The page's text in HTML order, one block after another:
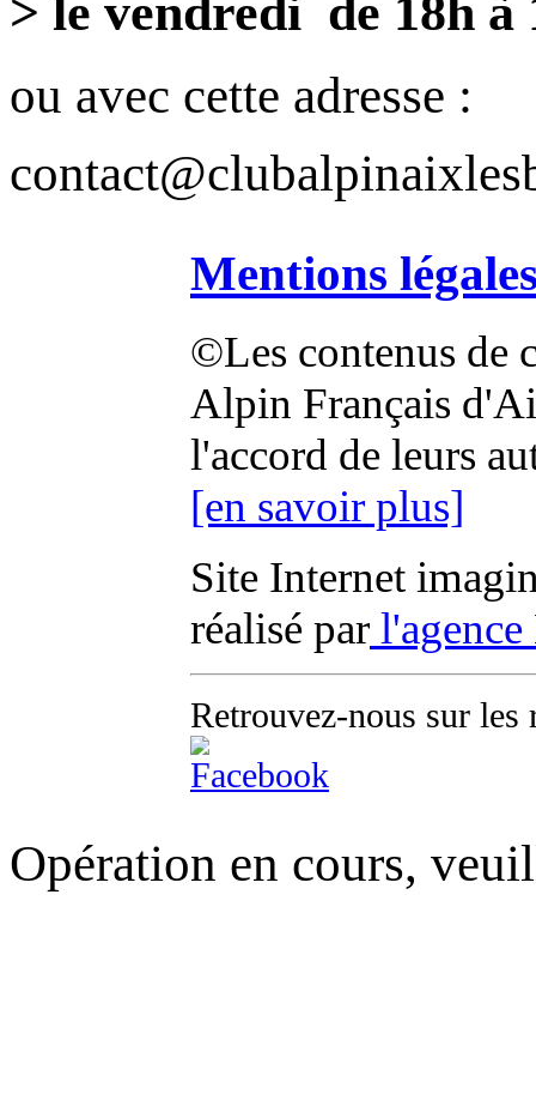
> le vendredi de 18h à
ou avec cette adresse :
Mentions
©Les contenus de
Alpin Français
l'accord de leurs
[en savoir plus]
Site Internet
réalisé par
Retrouvez-nous sur les
Opération en cours,